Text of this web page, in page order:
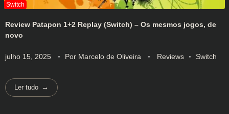
Review Patapon 1+2 Replay (Switch) – Os mesmos jogos, de
novo
julho 15, 2025 Por Marcelo de Oliveira Reviews Switch
Ler tudo